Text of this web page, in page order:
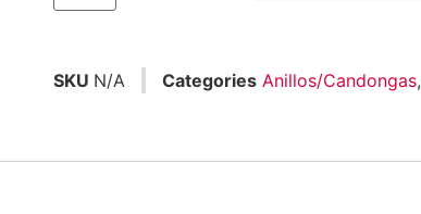
SKU N/A Categories Anillos/Candongas,